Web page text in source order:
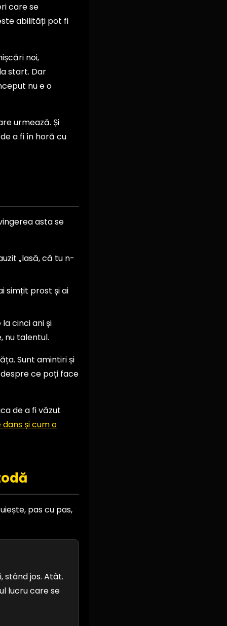
care se
abilități pot fi
noi,
start. Dar
nu e o
urmează. Și
a fi în horă cu
asta se
„lasă, că tu n-
simțit prost și ai
cinci ani și
nu talentul.
Sunt amintiri și
ce poți face
de a fi văzut
și cum o
pas cu pas,
stând jos. Atât.
lucru care se